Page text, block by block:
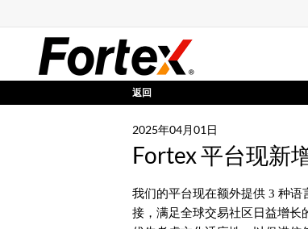
返回
2025年04月01日
Fortex 平台现新
我们的平台现在额外提供 3 种
接，满足全球交易社区日益增长